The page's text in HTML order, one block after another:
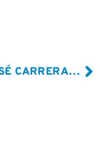
27. JOSÉ CARRERAS GALA, 2021